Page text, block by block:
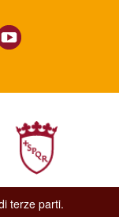
e Moda.
terze parti.